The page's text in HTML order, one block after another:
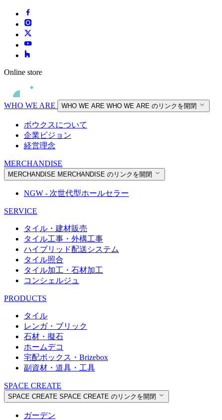
Online store
WHO WE ARE WHO WE ARE WHO WE ARE のリンクを開閉
ボウクスについて
企業ビジョン
経営理念
MERCHANDISE
MERCHANDISE MERCHANDISE のリンクを開閉
NGW - 次世代型ホールセラー
SERVICE
タイル・建材販売
タイル工事・外構工事
ハイブリッド配送システム
タイル照合
タイル加工・石材加工
コンシェルジュ
PRODUCTS
タイル
レンガ・ブリック
石材・擬石
ホームデコ
宅配ボックス・Brizebox
副資材・道具・工具
SPACE CREATE
SPACE CREATE SPACE CREATE のリンクを開閉
ガーデン